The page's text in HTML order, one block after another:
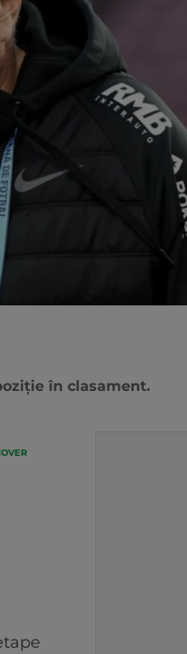
în clasament.